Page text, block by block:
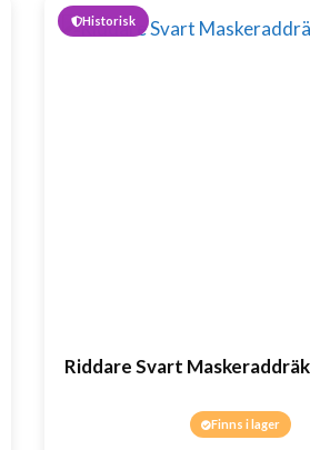
Historisk
Riddare Svart
Finns i lager